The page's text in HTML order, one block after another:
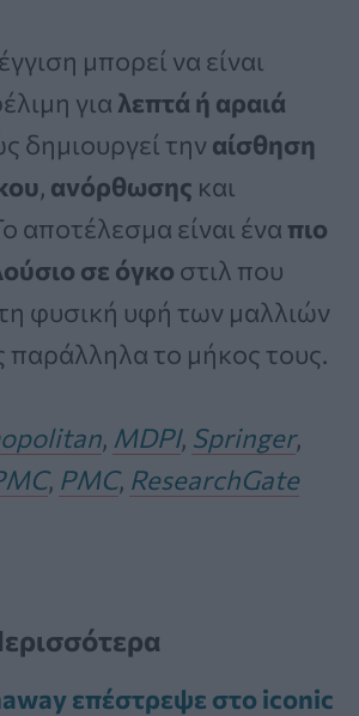
μπορεί να είναι
για λεπτά ή αραιά
δημιουργεί την αίσθηση
, ανόρθωσης και
αποτέλεσμα είναι ένα πιο
σε όγκο στιλ που
φυσική υφή των μαλλιών
παράλληλα το μήκος τους.
, MDPI, Springer,
, PMC, ResearchGate
επέστρεψε στο iconic